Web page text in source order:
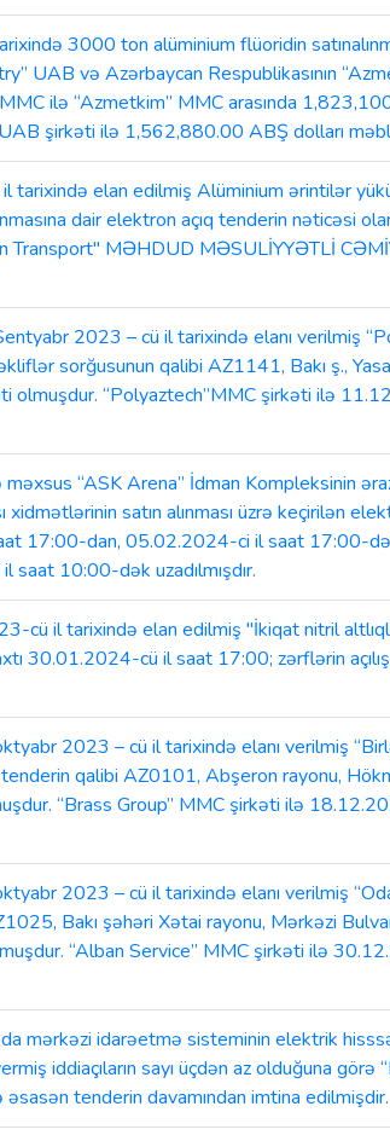
3000 ton alüminium flüoridin
UAB və Azərbaycan Respublikasının
ilə “Azmetkim” MMC arasında
şirkəti ilə 1,562,880.00 ABŞ dolları
elan edilmiş Alüminium ərintilər
dair elektron açıq tenderin nəticəsi
Transport" MƏHDUD MƏSULİYYƏTLİ
2023 – cü il tarixində elanı verilmiş
sorğusunun qalibi AZ1141, Bakı ş.,
olmuşdur. “Polyaztech”MMC şirkəti ilə
“ASK Arena” İdman Kompleksinin
xidmətlərinin satın alınması üzrə keçirilən
dan, 05.02.2024-ci il saat 17:00-dək
10:00-dək uzadılmışdır.
il tarixində elan edilmiş "İkiqat nitril altlıqlı
30.01.2024-cü il saat 17:00; zərflərin
2023 – cü il tarixində elanı verilmiş
tenderin qalibi AZ0101, Abşeron rayonu,
“Brass Group” MMC şirkəti ilə
2023 – cü il tarixində elanı verilmiş
Bakı şəhəri Xətai rayonu, Mərkəzi
“Alban Service” MMC şirkəti ilə
mərkəzi idarəetmə sisteminin elektrik
iddiaçıların sayı üçdən az olduğuna görə
tenderin davamından imtina edilmişdir.